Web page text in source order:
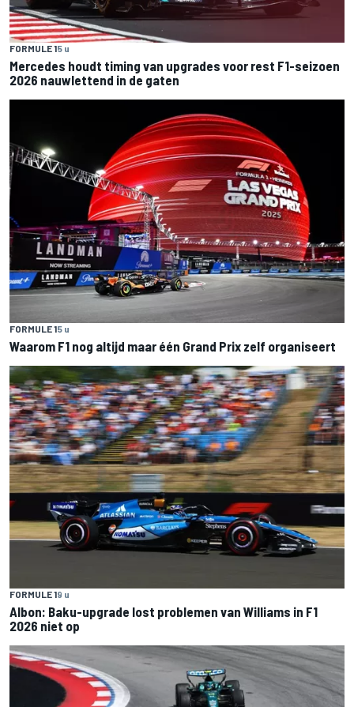
FORMULE 15 u
Mercedes houdt timing van upgrades voor rest F1-seizoen
2026 nauwlettend in de gaten
FORMULE 15 u
Waarom F1 nog altijd maar één Grand Prix zelf organiseert
FORMULE 19 u
Albon: Baku-upgrade lost problemen van Williams in F1
2026 niet op